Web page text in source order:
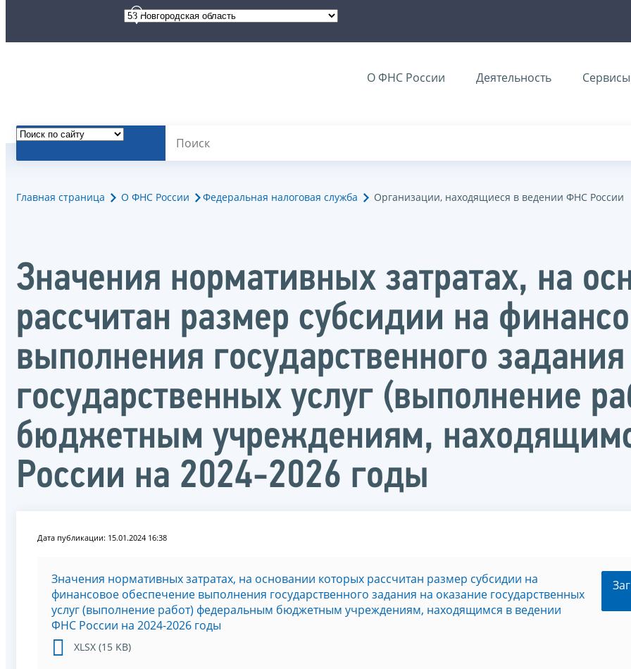
О ФНС России Деятельность Сервисы
Главная страница О ФНС России Федеральная налоговая служба Организации, находящиеся в ведении ФНС России
Значения нормативных затратах, на
рассчитан размер субсидии на
выполнения государственного
государственных услуг (выполнение
бюджетным учреждениям,
России на 2024-2026 годы
Дата публикации: 15.01.2024 16:38
Значения нормативных затратах, на основании которых рассчитан размер субсидии на
финансовое обеспечение выполнения государственного задания на оказание государственных
услуг (выполнение работ) федеральным бюджетным учреждениям, находящимся в ведении
ФНС России на 2024-2026 годы
XLSX (15 KB)